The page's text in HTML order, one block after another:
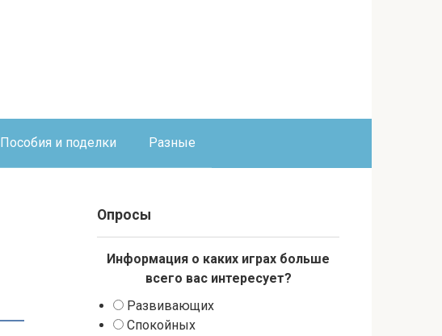
Пособия и поделки Разные
Опросы
Информация о каких играх больше
всего вас интересует?
Развивающих
Спокойных